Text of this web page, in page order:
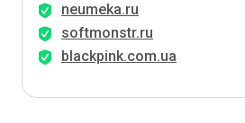
neumeka.ru
softmonstr.ru
blackpink.com.ua